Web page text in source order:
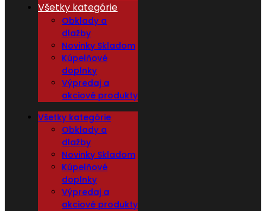
Všetky kategórie
Obklady a
dlažby
Novinky Skladom
Kúpelňové
doplnky
Výpredaj a
akciové produkty
Všetky kategórie
Obklady a
dlažby
Novinky Skladom
Kúpelňové
doplnky
Výpredaj a
akciové produkty